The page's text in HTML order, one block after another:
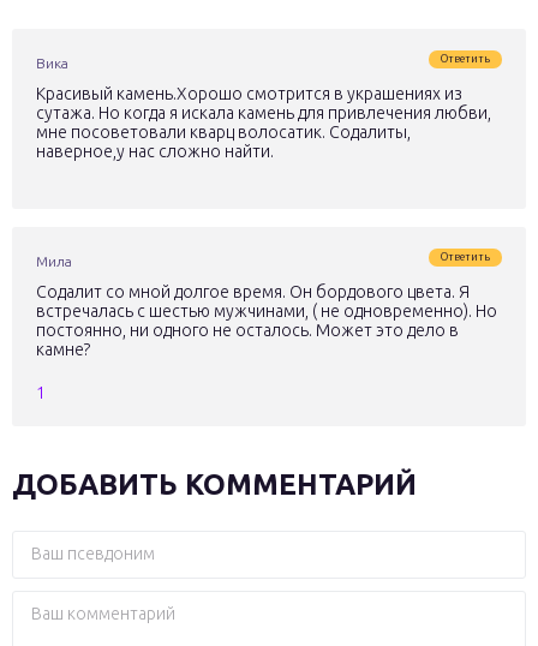
Вика Ответить
Красивый камень.Хорошо смотрится в украшениях из
сутажа. Но когда я искала камень для привлечения любви,
мне посоветовали кварц волосатик. Содалиты,
наверное,у нас сложно найти.
Мила Ответить
Содалит со мной долгое время. Он бордового цвета. Я
встречалась с шестью мужчинами, ( не одновременно). Но
постоянно, ни одного не осталось. Может это дело в
камне?
1
ДОБАВИТЬ КОММЕНТАРИЙ